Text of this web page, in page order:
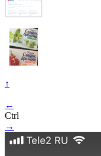
↑
←
Ctrl
→